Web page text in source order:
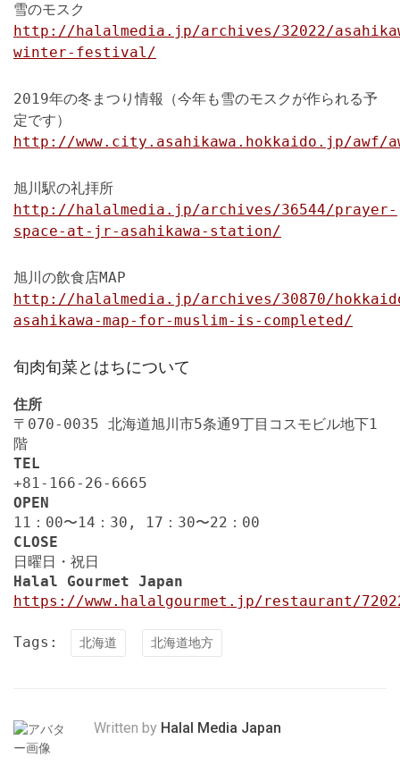
雪のモスク
http://halalmedia.jp/archives/32022/
winter-festival/
2019年の冬まつり情報（今年も雪のモスクが作られる予
定です）
http://www.city.asahikawa.hokkaido.jp/awf/
旭川駅の礼拝所
http://halalmedia.jp/archives/36544/prayer-
space-at-jr-asahikawa-station/
旭川の飲食店MAP
http://halalmedia.jp/archives/30870/
asahikawa-map-for-muslim-is-completed/
旬肉旬菜とはちについて
住所
〒070-0035 北海道旭川市5条通9丁目コスモビル地下1
階
TEL
+81-166-26-6665
OPEN
11：00〜14：30, 17：30〜22：00
CLOSE
日曜日・祝日
Halal Gourmet Japan
https://www.halalgourmet.jp/restaurant/
Tags: 北海道 北海道地方
Written by Halal Media Japan